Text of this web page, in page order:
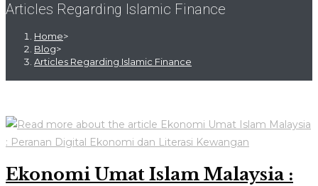
Articles Regarding Islamic Finance
Home>
Blog>
Articles Regarding Islamic Finance
Ekonomi Umat Islam Malaysia :